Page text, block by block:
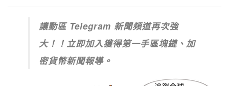
讓動區 Telegram 新聞頻道再次強
大！！立即加入獲得第一手區塊鏈、加
密貨幣新聞報導。